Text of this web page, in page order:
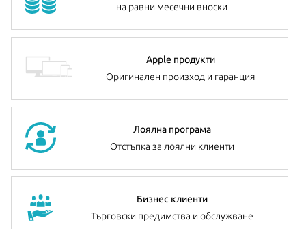
на равни месечни вноски
Apple продукти
Оригинален произход и гаранция
Лоялна програма
Отстъпка за лоялни клиенти
Бизнес клиенти
Търговски предимства и обслужване